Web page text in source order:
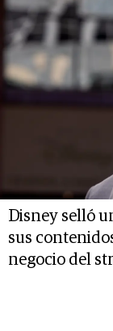
Disney selló
sus
negocio del